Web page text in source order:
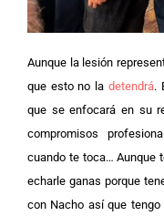
Aunque la lesión
que esto no la detendrá.
que se enfocará en su
compromisos
cuando te toca… Aunque
echarle ganas porque
con Nacho así que tengo